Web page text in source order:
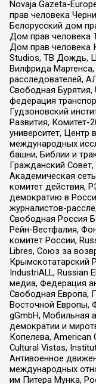
Novaja Gazeta-
прав человека
Белорусский дом
Дом прав человека
Дом прав человека
Studios, ТВ Дождь,
Вилфрида
расследователей,
Свободная
федерация
Гудзоновский
Развития, Комитет-
университет, Центр
международных
башни, Библии и
Гражданский
Академическая
комитет действия,
демократию в
журналистов-
Свободная Россия
Рейн-Вестфалия,
комитет России,
Libres, Союз за
Крымскотатарский
IndustriALL, Russian
медиа, Федерация
Свободная Европа,
Восточной Европы,
gGmbH, Мобильная
демократии и
Копелева, American
Cultural Vistas,
Антивоенное
международных
им Питера Мунка,